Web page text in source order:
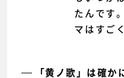
たんです
マはすご
「黄ノ歌」は確か